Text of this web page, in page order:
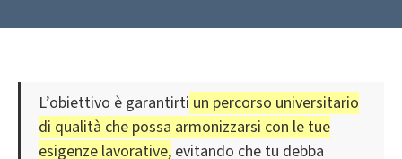
L’obiettivo è garantirti un percorso universitario
di qualità che possa armonizzarsi con le tue
esigenze lavorative, evitando che tu debba